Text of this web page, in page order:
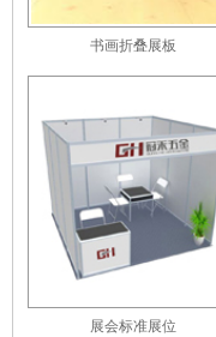
书画折叠展板
展会标准展位